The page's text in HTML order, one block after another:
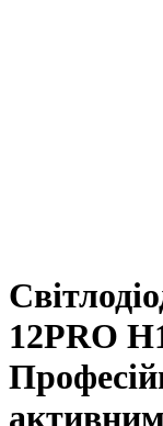
12PRO